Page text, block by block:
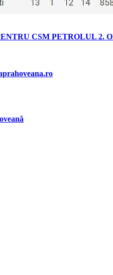
CSM PETROLUL